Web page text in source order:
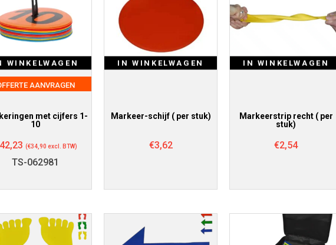
WINKELWAGEN
AANVRAGEN
met cijfers 1-
10
(€34,90 excl. BTW)
TS-062981
IN WINKELWAGEN
Markeer-schijf ( per stuk)
€3,62
IN WINKELWAGEN
Markeerstrip recht ( per
stuk)
€2,54